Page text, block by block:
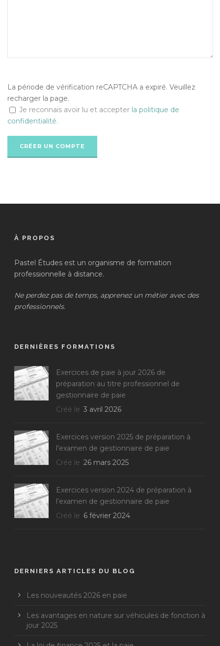
La période de vérification reCAPTCHA a expiré. Veuillez
recharger la page.
Je reconnais avoir lu et accepter la politique de
confidentialité.
À PROPOS
Pastel Études est un organisme de formation
professionnelle à distance.
Ne perdez pas de temps, apprenez un métier avec des
professionnels.
DERNIÈRES FORMATIONS
Exercices de paie à jour 2026 de
préparation au titre professionnel de
gestionnaire de paie
Créé le 3 avril 2026
Exercices version 2025 de préparation à
l’examen de gestionnaire de paie
Créé le 26 mars 2025
Exercices version 2024 de préparation à
l’examen de gestionnaire de paie
Créé le 6 février 2024
DERNIERS ARTICLES DU BLOG
Les nouveautés 2026 en paie
Les avantages en nature sur véhicules de fonction à
jour 2025